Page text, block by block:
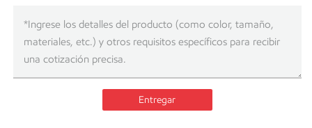
Entregar